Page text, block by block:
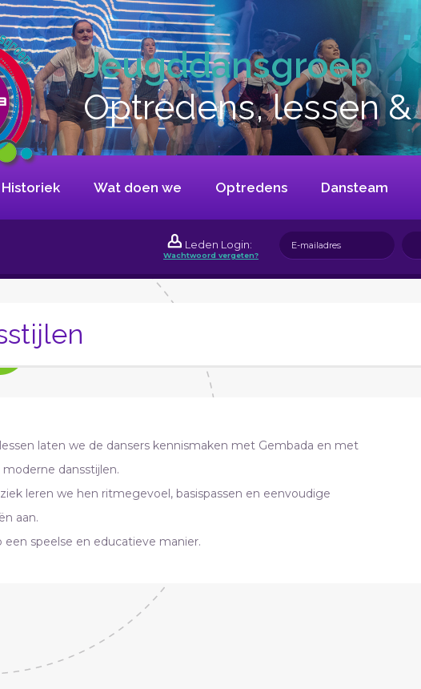
Jeugddansgroep
Optredens, lessen &
Historiek Wat doen we Optredens Dansteam
Leden Login:
Wachtwoord vergeten?
laten we de dansers kennismaken met Gembada en met
dansstijlen.
leren we hen ritmegevoel, basispassen en eenvoudige
aan.
een speelse en educatieve manier.